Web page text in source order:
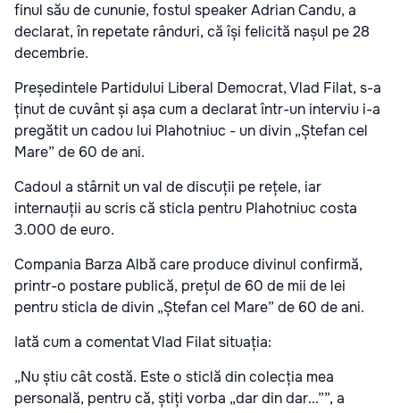
finul său de cununie, fostul speaker Adrian Candu, a
declarat, în repetate rânduri, că își felicită nașul pe 28
decembrie.
Președintele Partidului Liberal Democrat, Vlad Filat, s-a
ținut de cuvânt și așa cum a declaratîntr-un interviu i-a
pregătit un cadou lui Plahotniuc - un divin „Ștefan cel
Mare” de 60 de ani.
Cadoul a stârnit un val de discuții pe rețele, iar
internauții au scris că sticla pentru Plahotniuc costa
3.000 de euro.
Compania Barza Albă care produce divinul confirmă,
printr-o postare publică, prețul de 60 de mii de lei
pentru sticla de divin „Ștefan cel Mare” de 60 de ani.
Iată cum a comentat Vlad Filat situația:
„Nu știu cât costă. Este o sticlă din colecția mea
personală, pentru că, știți vorba „dar din dar...””, a